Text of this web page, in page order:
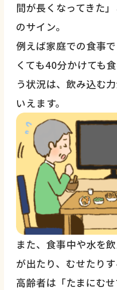
間が長くなってきた
のサイン。
例えば家庭での食事
くても40分かけても
う状況は、飲み込む
いえます。
また、食事中や水を
が出たり、むせたりす
高齢者は「たまにむ